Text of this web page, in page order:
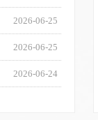
2026-06-25
2026-06-25
2026-06-24